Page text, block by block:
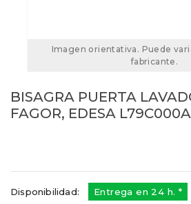
Imagen orientativa. Puede
fabricante.
BISAGRA PUERTA
FAGOR, EDESA
Disponibilidad: Entrega en 24 h. *